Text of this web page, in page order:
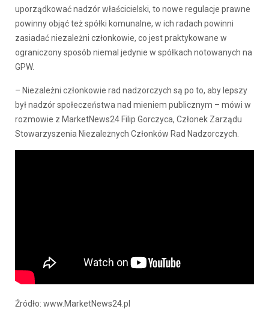
uporządkować nadzór właścicielski, to nowe regulacje prawne
powinny objąć też spółki komunalne, w ich radach powinni
zasiadać niezależni członkowie, co jest praktykowane w
ograniczony sposób niemal jedynie w spółkach notowanych na
GPW.
– Niezależni członkowie rad nadzorczych są po to, aby lepszy
był nadzór społeczeństwa nad mieniem publicznym – mówi w
rozmowie z MarketNews24 Filip Gorczyca, Członek Zarządu
Stowarzyszenia Niezależnych Członków Rad Nadzorczych.
Źródło: www.MarketNews24.pl